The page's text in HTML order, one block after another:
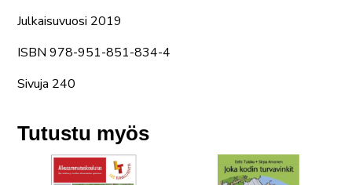
Julkaisuvuosi 2019
ISBN 978-951-851-834-4
Sivuja 240
Tutustu myös